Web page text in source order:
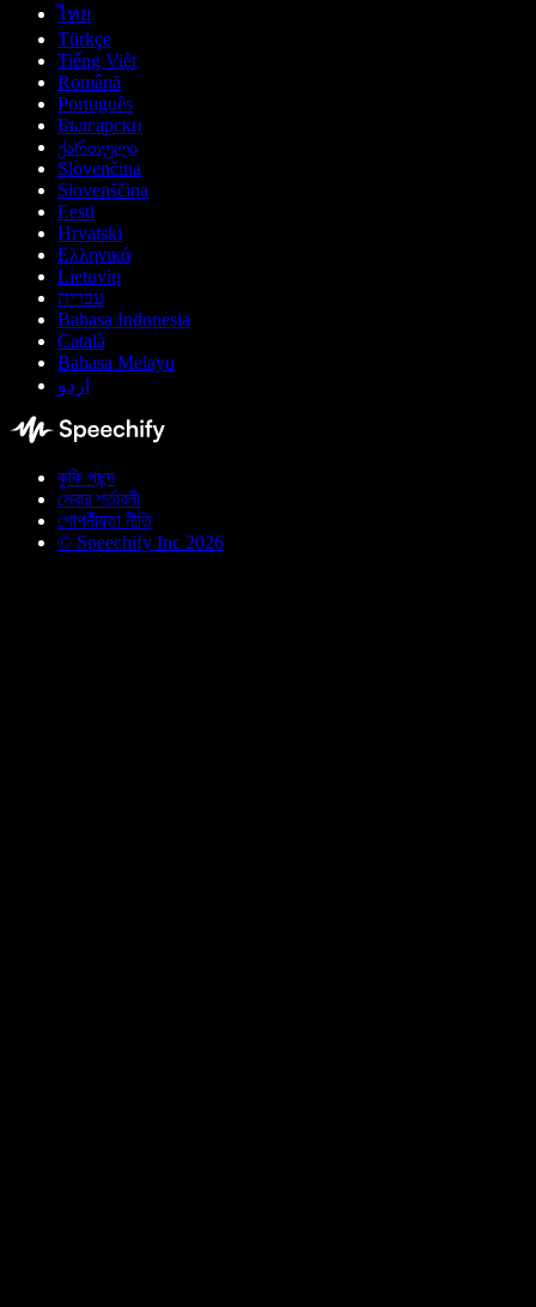
ไทย
Türkçe
Tiếng Việt
Română
Português
Български
ქართული
Slovenčina
Slovenščina
Eesti
Hrvatski
Ελληνικά
Lietuvių
עברית
Bahasa Indonesia
Català
Bahasa Melayu
اردو
কুকি পছন্দ
সেবার শর্তাবলী
গোপনীয়তা নীতি
© Speechify Inc 2026